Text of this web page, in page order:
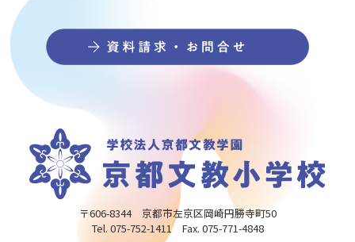
〒606-8344 京都市左京区岡崎円勝寺町50
Tel. 075-752-1411 Fax. 075-771-4848